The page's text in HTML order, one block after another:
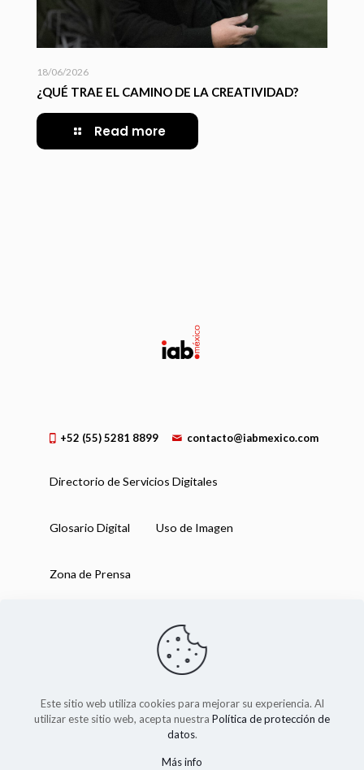
18/06/2026
¿QUÉ TRAE EL CAMINO DE LA CREATIVIDAD?
Read more
+52 (55) 5281 8899 contacto@iabmexico.com
Directorio de Servicios Digitales
Glosario Digital Uso de Imagen
Zona de Prensa
IAB México 2025
Este sitio web utiliza cookies para mejorar su experiencia. Al
utilizar este sitio web, acepta nuestra Política de protección de
datos.
Más info